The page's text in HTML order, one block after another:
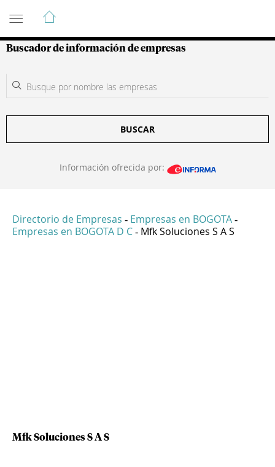
Guía de Empresas Colombianas
Buscador de información de empresas
BUSCAR
Información ofrecida por:
Directorio de Empresas - Empresas en BOGOTA -
Empresas en BOGOTA D C - Mfk Soluciones S A S
Mfk Soluciones S A S